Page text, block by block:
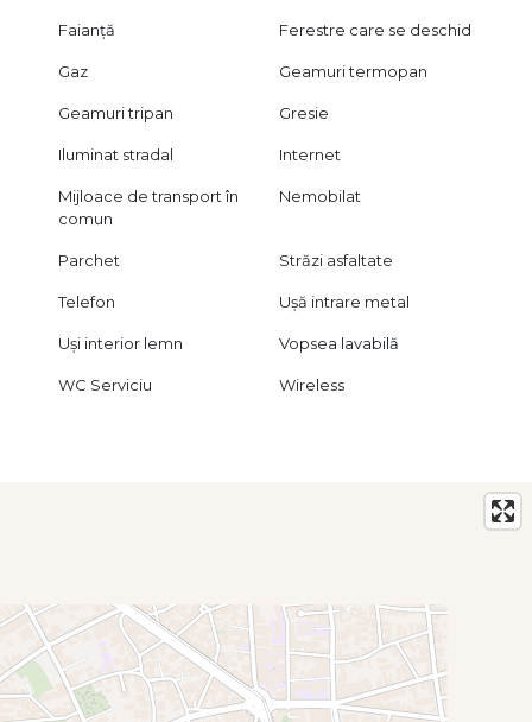
Faianță Ferestre care se deschid
Gaz Geamuri termopan
Geamuri tripan Gresie
Iluminat stradal Internet
Mijloace de transport în
comun
Nemobilat
Parchet Străzi asfaltate
Telefon Ușă intrare metal
Uși interior lemn Vopsea lavabilă
WC Serviciu Wireless